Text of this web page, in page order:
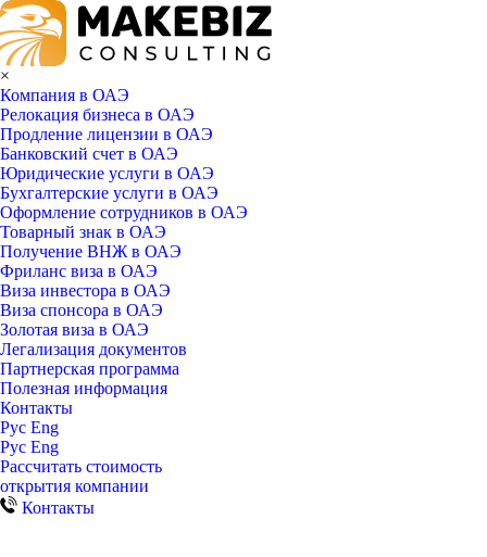
×
Компания в ОАЭ
Релокация бизнеса в ОАЭ
Продление лицензии в ОАЭ
Банковский счет в ОАЭ
Юридические услуги в ОАЭ
Бухгалтерские услуги в ОАЭ
Оформление сотрудников в ОАЭ
Товарный знак в ОАЭ
Получение ВНЖ в ОАЭ
Фриланс виза в ОАЭ
Виза инвестора в ОАЭ
Виза спонсора в ОАЭ
Золотая виза в ОАЭ
Легализация документов
Партнерская программа
Полезная информация
Контакты
Рус Eng
Рус Eng
Рассчитать стоимость
открытия компании
Контакты